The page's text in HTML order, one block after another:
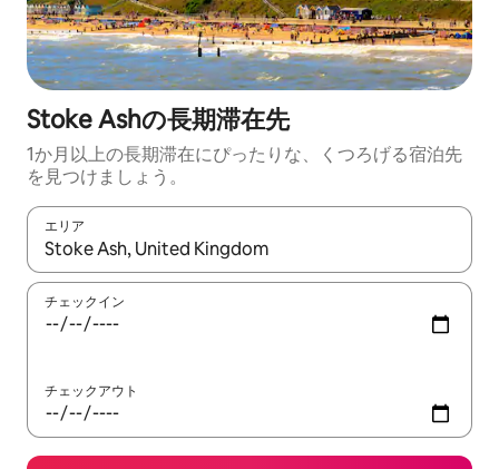
Stoke Ashの長期滞在先
1か月以上の長期滞在にぴったりな、くつろげる宿泊先
を見つけましょう。
エリア
検索結果が表示されたら、上下の矢印キーを使って移動するか
チェックイン
チェックアウト